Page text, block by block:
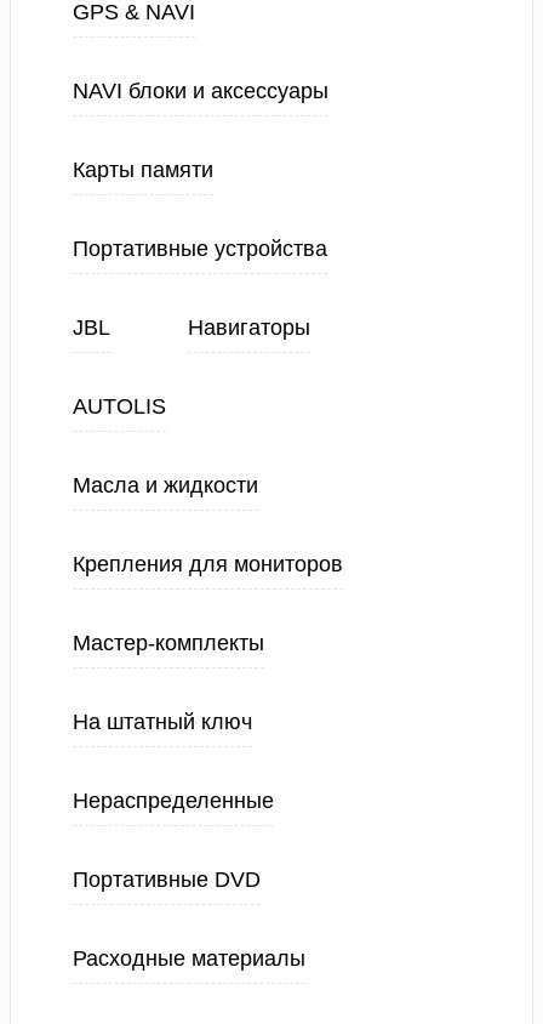
GPS & NAVI
NAVI блоки и аксессуары
Карты памяти
Портативные устройства
JBL Навигаторы
AUTOLIS
Масла и жидкости
Крепления для мониторов
Мастер-комплекты
На штатный ключ
Нераспределенные
Портативные DVD
Расходные материалы